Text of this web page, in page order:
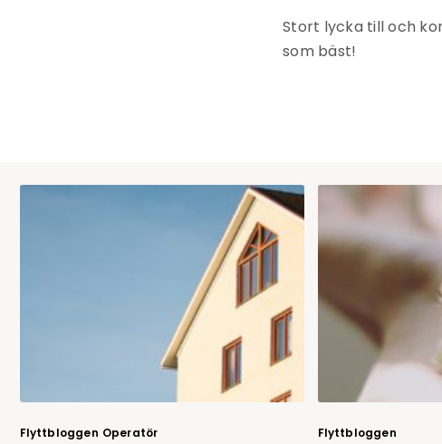
Stort lycka till och
som bäst!
Flyttbloggen Operatör Flyttbloggen